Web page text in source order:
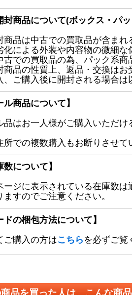
封商品について(ボックス・パ
商品は中古での買取品が含まれ
化による外装や内容物の微細な
古での買取品の為、パック系商
商品の性質上、返品・交換はお
、ご購入後に開封される場合は
ル商品について】
品はお一人様がご購入いただ
所での複数購入もお断りさせて
数について】
ージに表示されている在庫数
ますのでご注意ください。
ドの梱包方法について】
ご購入の方はこちら を必ずご覧
品を買った人は、こんな商